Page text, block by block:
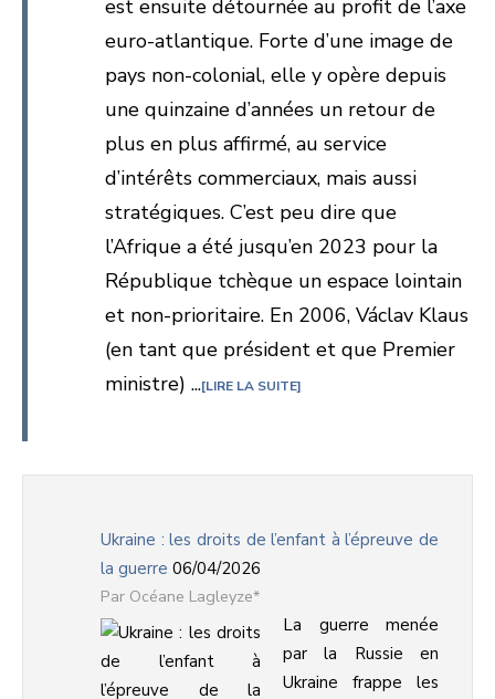
est ensuite détournée au profit de l’axe
euro-atlantique. Forte d’une image de
pays non-colonial, elle y opère depuis
une quinzaine d’années un retour de
plus en plus affirmé, au service
d’intérêts commerciaux, mais aussi
stratégiques. C’est peu dire que
l’Afrique a été jusqu’en 2023 pour la
République tchèque un espace lointain
et non-prioritaire. En 2006, Václav Klaus
(en tant que président et que Premier
ministre) ... LIRE LA SUITE
Ukraine : les droits de l’enfant à l’épreuve de
la guerre 06/04/2026
Océane Lagleyze*
La guerre menée
par la Russie en
Ukraine frappe les